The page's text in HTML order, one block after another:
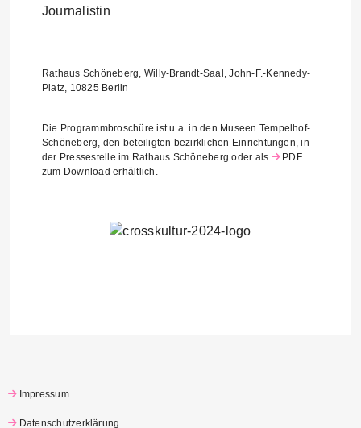
Journalistin
Rathaus Schöneberg, Willy-Brandt-Saal, John-F.-Kennedy-
Platz, 10825 Berlin
Die Programmbroschüre ist u.a. in den Museen Tempelhof-
Schöneberg, den beteiligten bezirklichen Einrichtungen, in
der Pressestelle im Rathaus Schöneberg oder als
PDF
zum Download erhältlich.
Impressum
Datenschutzerklärung